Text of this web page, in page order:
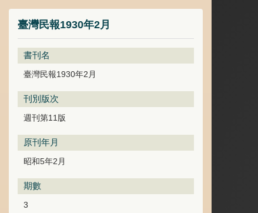
臺灣民報1930年2月
書刊名
臺灣民報1930年2月
刊別版次
週刊第11版
原刊年月
昭和5年2月
期數
3